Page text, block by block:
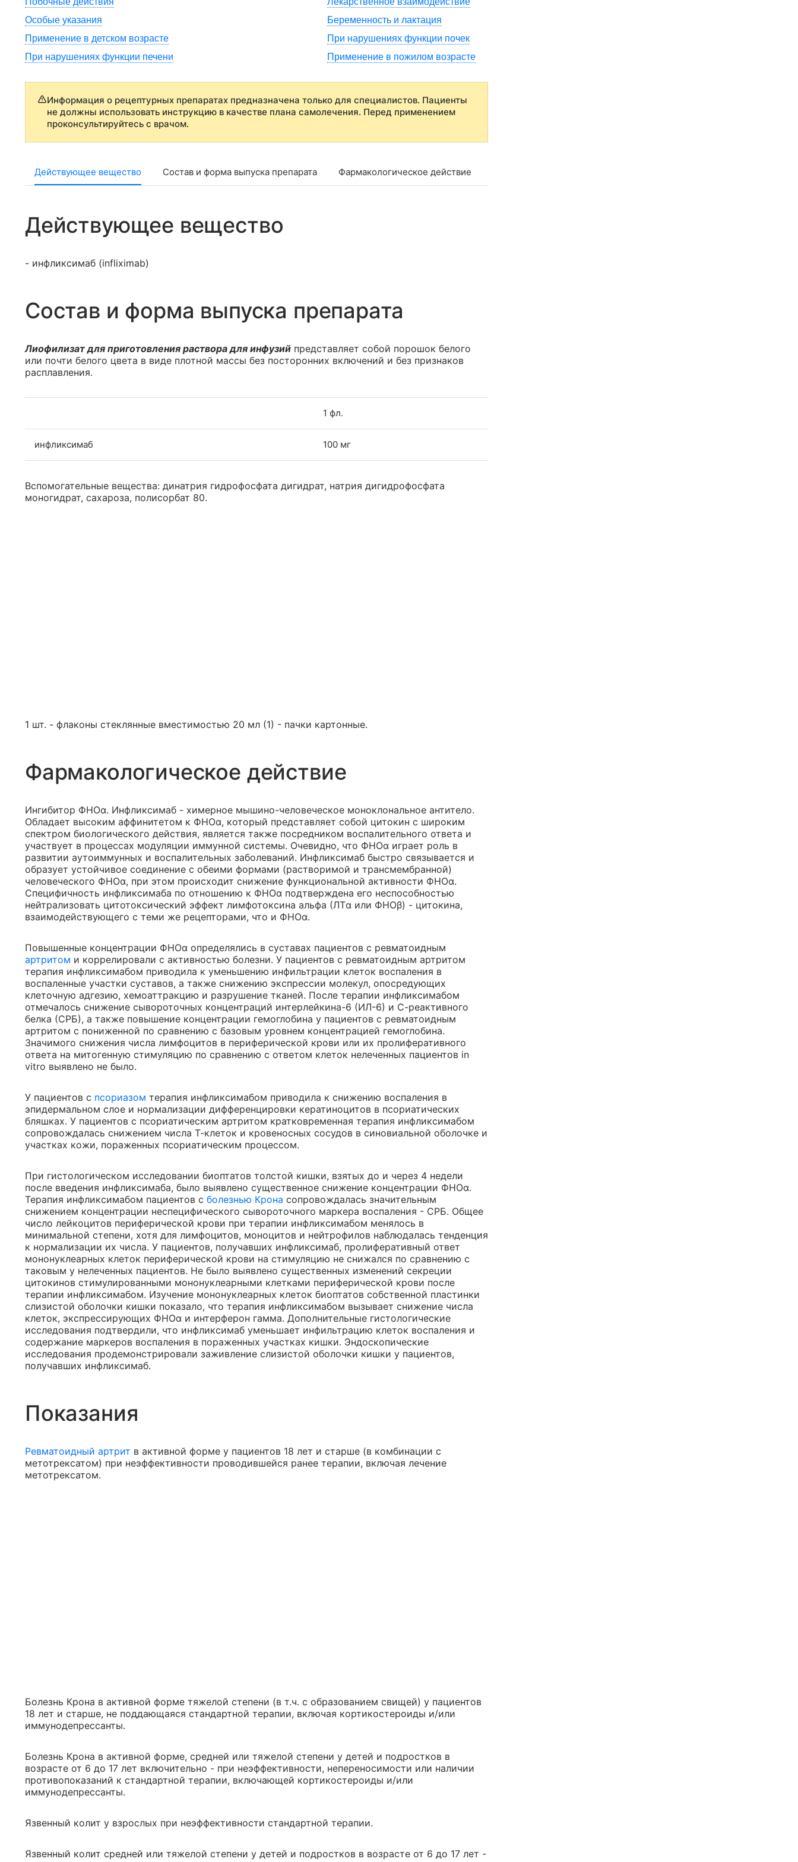
Особые указания
Беременность и лактация
Применение в детском возрасте
При нарушениях функции почек
При нарушениях функции печени
Применение в пожилом возрасте
Информация о рецептурных препаратах предназначена только для специалистов. Пациенты
не должны использовать инструкцию в качестве плана самолечения. Перед применением
проконсультируйтесь с врачом.
Действующее вещество Состав и форма выпуска препарата Фармакологическое действие
Действующее вещество
- инфликсимаб (infliximab)
Состав и форма выпуска препарата
Лиофилизат для приготовления раствора для инфузий представляет собой порошок белого
или почти белого цвета в виде плотной массы без посторонних включений и без признаков
расплавления.
1 фл.
инфликсимаб 100 мг
Вспомогательные вещества: динатрия гидрофосфата дигидрат, натрия дигидрофосфата
моногидрат, сахароза, полисорбат 80.
1 шт. - флаконы стеклянные вместимостью 20 мл (1) - пачки картонные.
Фармакологическое действие
Ингибитор ФНОα. Инфликсимаб - химерное мышино-человеческое моноклональное антитело.
Обладает высоким аффинитетом к ФНОα, который представляет собой цитокин с широким
спектром биологического действия, является также посредником воспалительного ответа и
участвует в процессах модуляции иммунной системы. Очевидно, что ФНОα играет роль в
развитии аутоиммунных и воспалительных заболеваний. Инфликсимаб быстро связывается и
образует устойчивое соединение с обеими формами (растворимой и трансмембранной)
человеческого ФНОα, при этом происходит снижение функциональной активности ФНОα.
Специфичность инфликсимаба по отношению к ФНОα подтверждена его неспособностью
нейтрализовать цитотоксический эффект лимфотоксина альфа (ЛТα или ФНОβ) - цитокина,
взаимодействующего с теми же рецепторами, что и ФНОα.
Повышенные концентрации ФНОα определялись в суставах пациентов с ревматоидным
артритом и коррелировали с активностью болезни. У пациентов с ревматоидным артритом
терапия инфликсимабом приводила к уменьшению инфильтрации клеток воспаления в
воспаленные участки суставов, а также снижению экспрессии молекул, опосредующих
клеточную адгезию, хемоаттракцию и разрушение тканей. После терапии инфликсимабом
отмечалось снижение сывороточных концентраций интерлейкина-6 (ИЛ-6) и С-реактивного
белка (СРБ), а также повышение концентрации гемоглобина у пациентов с ревматоидным
артритом с пониженной по сравнению с базовым уровнем концентрацией гемоглобина.
Значимого снижения числа лимфоцитов в периферической крови или их пролиферативного
ответа на митогенную стимуляцию по сравнению с ответом клеток нелеченных пациентов in
vitro выявлено не было.
У пациентов с псориазом терапия инфликсимабом приводила к снижению воспаления в
эпидермальном слое и нормализации дифференцировки кератиноцитов в псориатических
бляшках. У пациентов с псориатическим артритом кратковременная терапия инфликсимабом
сопровождалась снижением числа Т-клеток и кровеносных сосудов в синовиальной оболочке и
участках кожи, пораженных псориатическим процессом.
При гистологическом исследовании биоптатов толстой кишки, взятых до и через 4 недели
после введения инфликсимаба, было выявлено существенное снижение концентрации ФНОα.
Терапия инфликсимабом пациентов с болезнью Крона сопровождалась значительным
снижением концентрации неспецифического сывороточного маркера воспаления - СРБ. Общее
число лейкоцитов периферической крови при терапии инфликсимабом менялось в
минимальной степени, хотя для лимфоцитов, моноцитов и нейтрофилов наблюдалась тенденция
к нормализации их числа. У пациентов, получавших инфликсимаб, пролиферативный ответ
мононуклеарных клеток периферической крови на стимуляцию не снижался по сравнению с
таковым у нелеченных пациентов. Не было выявлено существенных изменений секреции
цитокинов стимулированными мононуклеарными клетками периферической крови после
терапии инфликсимабом. Изучение мононуклеарных клеток биоптатов собственной пластинки
слизистой оболочки кишки показало, что терапия инфликсимабом вызывает снижение числа
клеток, экспрессирующих ФНОα и интерферон гамма. Дополнительные гистологические
исследования подтвердили, что инфликсимаб уменьшает инфильтрацию клеток воспаления и
содержание маркеров воспаления в пораженных участках кишки. Эндоскопические
исследования продемонстрировали заживление слизистой оболочки кишки у пациентов,
получавших инфликсимаб.
Показания
Ревматоидный артрит в активной форме у пациентов 18 лет и старше (в комбинации с
метотрексатом) при неэффективности проводившейся ранее терапии, включая лечение
метотрексатом.
Болезнь Крона в активной форме тяжелой степени (в т.ч. с образованием свищей) у пациентов
18 лет и старше, не поддающаяся стандартной терапии, включая кортикостероиды и/или
иммунодепрессанты.
Болезнь Крона в активной форме, средней или тяжелой степени у детей и подростков в
возрасте от 6 до 17 лет включительно - при неэффективности, непереносимости или наличии
противопоказаний к стандартной терапии, включающей кортикостероиды и/или
иммунодепрессанты.
Язвенный колит у взрослых при неэффективности стандартной терапии.
Язвенный колит средней или тяжелой степени у детей и подростков в возрасте от 6 до 17 лет -